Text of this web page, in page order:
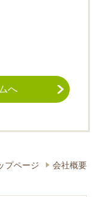
へ
プページ 会社概要